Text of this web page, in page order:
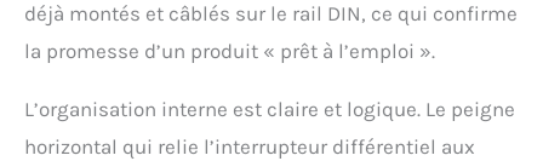
déjà montés et câblés sur le rail DIN, ce qui confirme
la promesse d’un produit « prêt à l’emploi ».
L’organisation interne est claire et logique. Le peigne
horizontal qui relie l’interrupteur différentiel aux